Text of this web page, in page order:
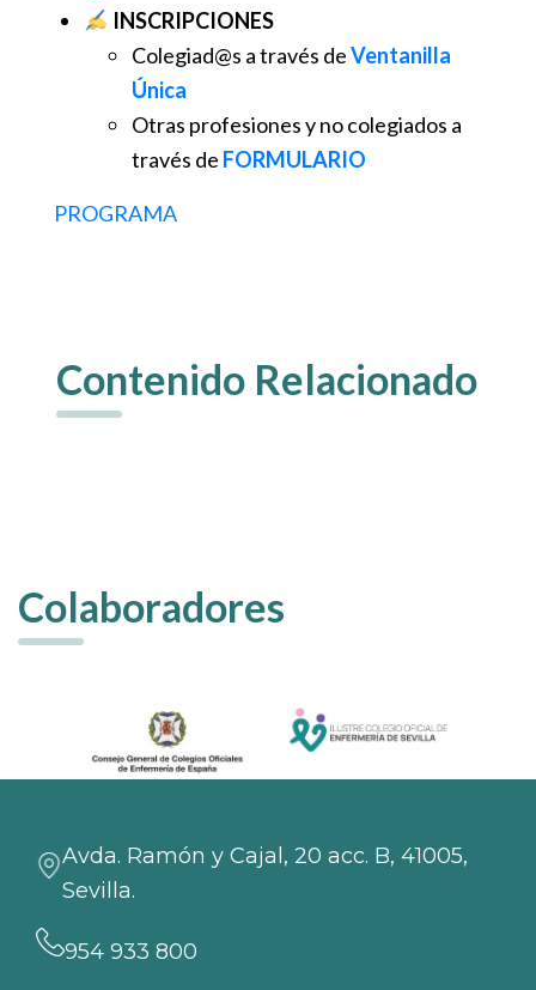
INSCRIPCIONES
Colegiad@s a través deVentanilla
Única
Otras profesiones y no colegiados a
través de FORMULARIO
PROGRAMA
Contenido Relacionado
Colaboradores
Avda. Ramón y Cajal, 20 acc. B, 41005,
Sevilla.
954 933 800